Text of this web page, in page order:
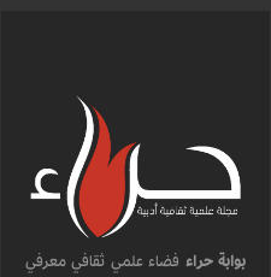
بوابة حراء فضاء علمي ثقافي معرفي